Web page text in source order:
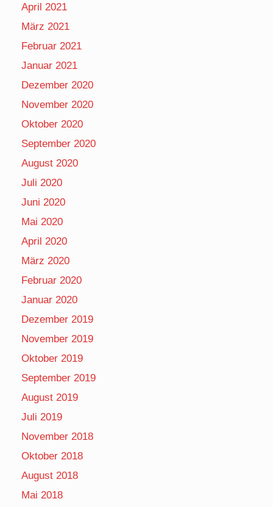
April 2021
März 2021
Februar 2021
Januar 2021
Dezember 2020
November 2020
Oktober 2020
September 2020
August 2020
Juli 2020
Juni 2020
Mai 2020
April 2020
März 2020
Februar 2020
Januar 2020
Dezember 2019
November 2019
Oktober 2019
September 2019
August 2019
Juli 2019
November 2018
Oktober 2018
August 2018
Mai 2018